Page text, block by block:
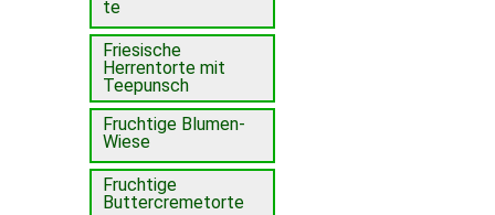
te
Friesische
Herrentorte mit
Teepunsch
Fruchtige Blumen-
Wiese
Fruchtige
Buttercremetorte